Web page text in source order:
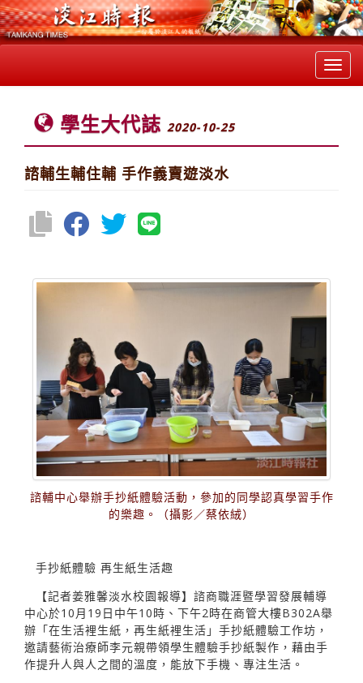
學生大代誌 2020-10-25
諮輔生輔住輔 手作義賣遊淡水
諮輔中心舉辦手抄紙體驗活動，參加的同學認真學習手作
的樂趣。（攝影／蔡依絨）
手抄紙體驗 再生紙生活趣
【記者姜雅馨淡水校園報導】諮商職涯暨學習發展輔導
中心於10月19日中午10時、下午2時在商管大樓B302A舉
辦「在生活裡生紙，再生紙裡生活」手抄紙體驗工作坊，
邀請藝術治療師李元親帶領學生體驗手抄紙製作，藉由手
作提升人與人之間的溫度，能放下手機、專注生活。